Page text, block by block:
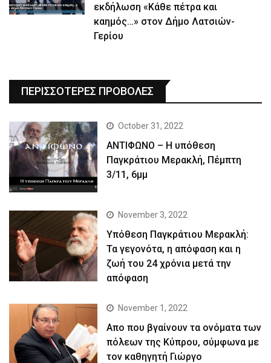
εκδήλωση «Κάθε πέτρα και
καημός…» στον Δήμο Λατσιών-
Γερίου
ΠΕΡΙΣΣΟΤΕΡΕΣ ΠΡΟΒΟΛΕΣ
October 31, 2022
ΑΝΤΙΦΩΝΟ – Η υπόθεση
Παγκράτιου Μερακλή, Πέμπτη
3/11, 6μμ
November 3, 2022
Yπόθεση Παγκράτιου Μερακλή:
Τα γεγονότα, η απόφαση και η
ζωή του 24 χρόνια μετά την
απόφαση
November 1, 2022
Απο που βγαίνουν τα ονόματα των
πόλεων της Κύπρου, σύμφωνα με
τον καθηγητή Γιώργο